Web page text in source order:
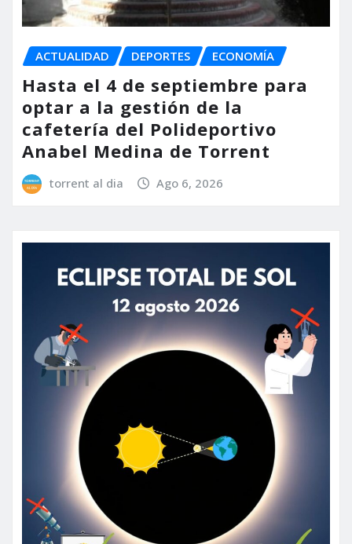
ACTUALIDAD DEPORTES ECONOMÍA
Hasta el 4 de septiembre para
optar a la gestión de la
cafetería del Polideportivo
Anabel Medina de Torrent
torrent al dia Ago 6, 2026